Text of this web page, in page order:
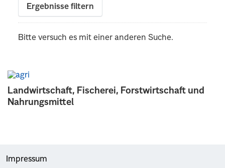
Landwirtschaft, Fischerei, Forstwirtschaft und
Nahrungsmittel
Ergebnisse filtern
Bitte versuch es mit einer anderen Suche.
Impressum